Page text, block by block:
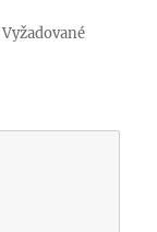
Vyžadované